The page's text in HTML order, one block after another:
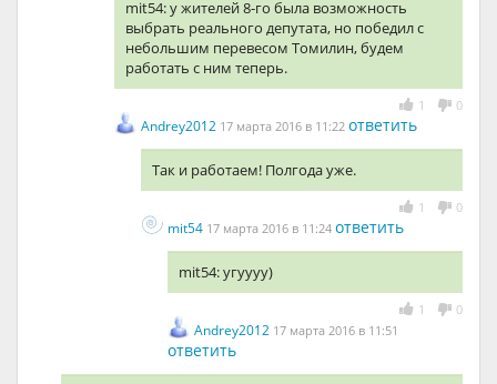
mit54: у жителей 8-го была возможность
выбрать реального депутата, но победил с
небольшим перевесом Томилин, будем
работать с ним теперь.
1 0
Andrey2012 17 марта 2016 в 11:22 ответить
Так и работаем! Полгода уже.
1 0
mit54 17 марта 2016 в 11:24 ответить
mit54: угуууу)
1 0
Andrey2012 17 марта 2016 в 11:51
ответить